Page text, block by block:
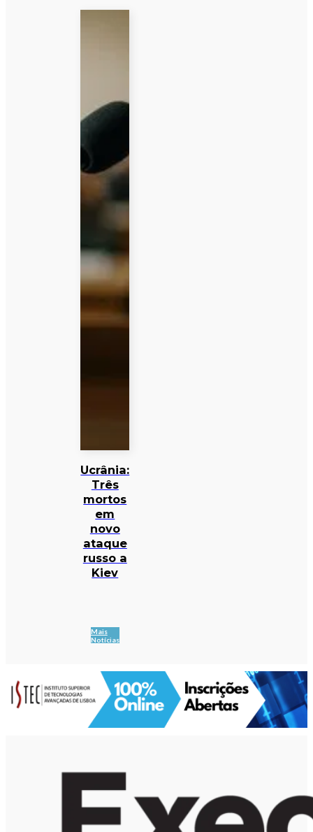
Ucrânia:
Três
mortos
em
novo
ataque
russo a
Kiev
Mais
Notícias